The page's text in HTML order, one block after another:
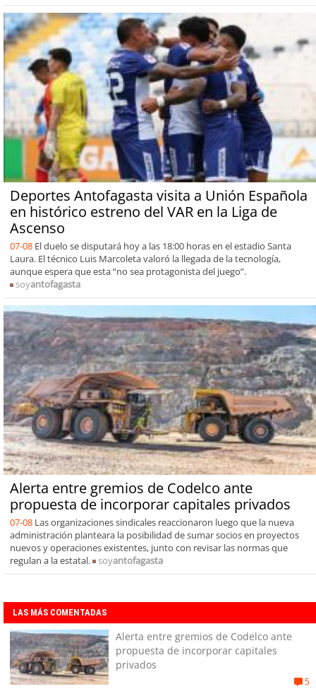
Deportes Antofagasta visita a Unión Española
en histórico estreno del VAR en la Liga de
Ascenso
07-08 El duelo se disputará hoy a las 18:00 horas en el estadio Santa
Laura. El técnico Luis Marcoleta valoró la llegada de la tecnología,
aunque espera que esta “no sea protagonista del juego”.
soyantofagasta
Alerta entre gremios de Codelco ante
propuesta de incorporar capitales privados
07-08 Las organizaciones sindicales reaccionaron luego que la nueva
administración planteara la posibilidad de sumar socios en proyectos
nuevos y operaciones existentes, junto con revisar las normas que
regulan a la estatal.
soyantofagasta
LAS MÁS COMENTADAS
Alerta entre gremios de Codelco ante
propuesta de incorporar capitales
privados
5